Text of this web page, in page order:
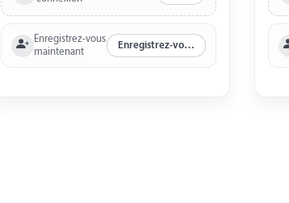
Enregistrez-vous
maintenant
Enregistrez-vous maintenant